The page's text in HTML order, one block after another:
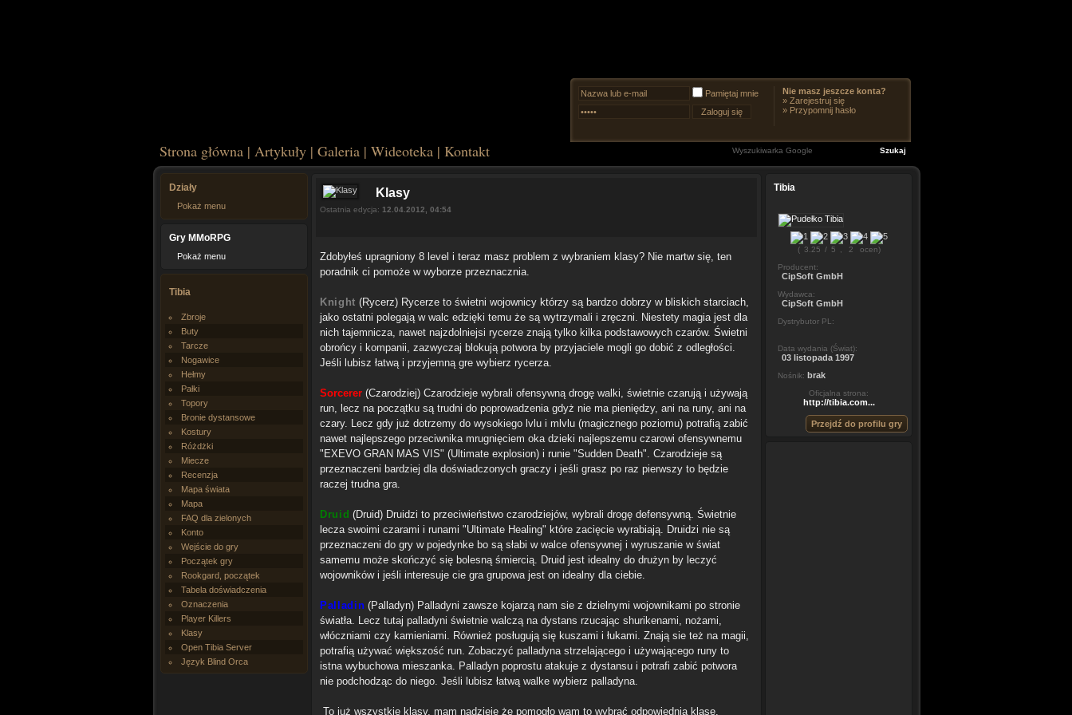
Pamiętaj mnie
Nie masz jeszcze konta?
» Zarejestruj się
» Przypomnij hasło
Strona główna | Artykuły | Galeria | Wideoteka | Kontakt
Działy
Pokaż menu
Gry MMoRPG
Pokaż menu
Tibia
Zbroje
Buty
Tarcze
Nogawice
Hełmy
Pałki
Topory
Bronie dystansowe
Kostury
Różdżki
Miecze
Recenzja
Mapa świata
Mapa
FAQ dla zielonych
Konto
Wejście do gry
Początek gry
Rookgard, początek
Tabela doświadczenia
Oznaczenia
Player Killers
Klasy
Open Tibia Server
Język Blind Orca
Klasy
Ostatnia edycja: 12.04.2012, 04:54
Zdobyłeś upragniony 8 level i teraz masz problem z wybraniem klasy? Nie martw się, ten
poradnik ci pomoże w wyborze przeznacznia.
Knight (Rycerz) Rycerze to świetni wojownicy którzy są bardzo dobrzy w bliskich starciach,
jako ostatni polegają w walc edzięki temu że są wytrzymali i zręczni. Niestety magia jest dla
nich tajemnicza, nawet najzdolniejsi rycerze znają tylko kilka podstawowych czarów. Świetni
obrońcy i kompanii, zazwyczaj blokują potwora by przyjaciele mogli go dobić z odległości.
Jeśli lubisz łatwą i przyjemną gre wybierz rycerza.
Sorcerer (Czarodziej) Czarodzieje wybrali ofensywną drogę walki, świetnie czarują i używają
run, lecz na początku są trudni do poprowadzenia gdyż nie ma pieniędzy, ani na runy, ani na
czary. Lecz gdy już dotrzemy do wysokiego lvlu i mlvlu (magicznego poziomu) potrafią zabić
nawet najlepszego przeciwnika mrugnięciem oka dzieki najlepszemu czarowi ofensywnemu
"EXEVO GRAN MAS VIS" (Ultimate explosion) i runie "Sudden Death". Czarodzieje są
przeznaczeni bardziej dla doświadczonych graczy i jeśli grasz po raz pierwszy to będzie
raczej trudna gra.
Druid (Druid) Druidzi to przeciwieństwo czarodziejów, wybrali drogę defensywną. Świetnie
lecza swoimi czarami i runami "Ultimate Healing" które zacięcie wyrabiają. Druidzi nie są
przeznaczeni do gry w pojedynke bo są słabi w walce ofensywnej i wyruszanie w świat
samemu może skończyć się bolesną śmiercią. Druid jest idealny do drużyn by leczyć
wojowników i jeśli interesuje cie gra grupowa jest on idealny dla ciebie.
Palladin (Palladyn) Palladyni zawsze kojarzą nam sie z dzielnymi wojownikami po stronie
światła. Lecz tutaj palladyni świetnie walczą na dystans rzucając shurikenami, nożami,
włóczniami czy kamieniami. Również posługują się kuszami i łukami. Znają sie też na magii,
potrafią używać większość run. Zobaczyć palladyna strzelającego i używającego runy to
istna wybuchowa mieszanka. Palladyn poprostu atakuje z dystansu i potrafi zabić potwora
nie podchodząc do niego. Jeśli lubisz łatwą walke wybierz palladyna.
To już wszystkie klasy, mam nadzieję że pomogło wam to wybrać odpowiednią klase.
Tibia
( 3.25 / 5 2
ocen)
Producent:
CipSoft GmbH
Wydawca:
CipSoft GmbH
Dystrybutor PL:
Data wydania (Świat):
03 listopada 1997
Nośnik: brak
Oficjalna strona:
http://tibia.com...
Przejdź do profilu gry